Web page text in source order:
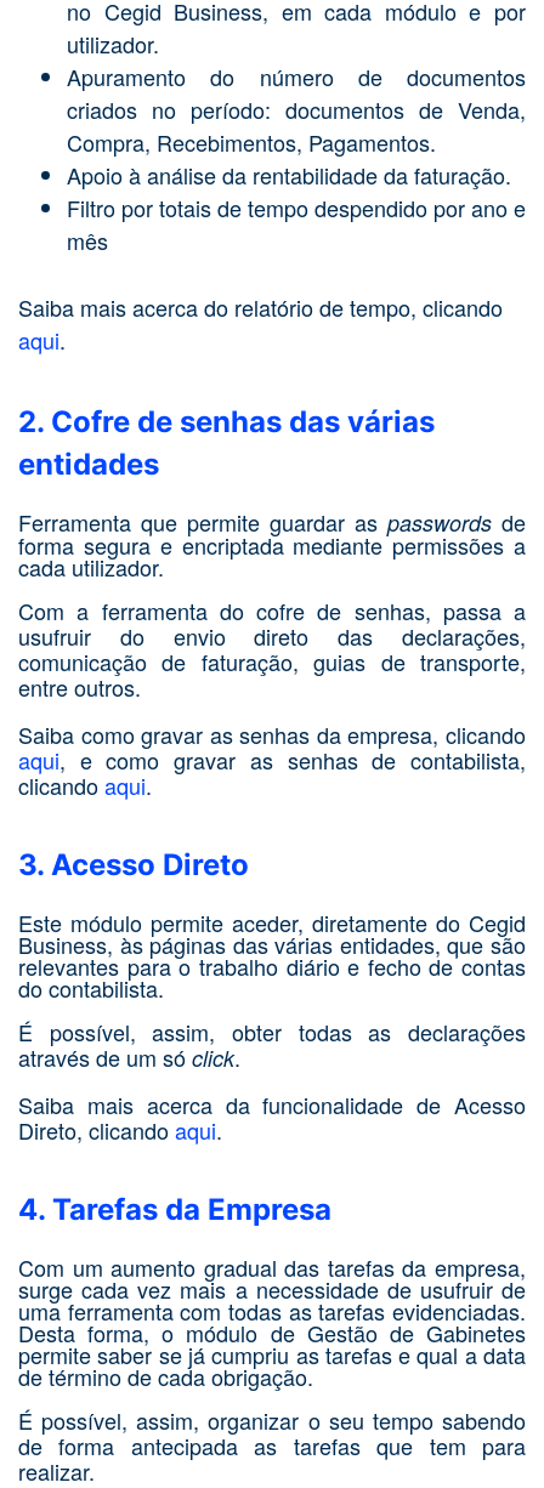
no Cegid Business, em cada módulo e por
utilizador.
Apuramento do número de documentos
criados no período: documentos de Venda,
Compra, Recebimentos, Pagamentos.
Apoio à análise da rentabilidade da faturação.
Filtro por totais de tempo despendido por ano e
mês
Saiba mais acerca do relatório de tempo, clicando
aqui.
2. Cofre de senhas das várias
entidades
Ferramenta que permite guardar as passwords de
forma segura e encriptada mediante permissões a
cada utilizador.
Com a ferramenta do cofre de senhas, passa a
usufruir do envio direto das declarações,
comunicação de faturação, guias de transporte,
entre outros.
Saiba como gravar as senhas da empresa, clicando
aqui, e como gravar as senhas de contabilista,
clicandoaqui.
3. Acesso Direto
Este módulo permite aceder, diretamente do Cegid
Business, às páginas das várias entidades, que são
relevantes para o trabalho diário e fecho de contas
do contabilista.
É possível, assim, obter todas as declarações
através de um só click.
Saiba mais acerca da funcionalidade de Acesso
Direto, clicandoaqui.
4. Tarefas da Empresa
Com um aumento gradual das tarefas da empresa,
surge cada vez mais a necessidade de usufruir de
uma ferramenta com todas as tarefas evidenciadas.
Desta forma, o módulo de Gestão de Gabinetes
permite saber se já cumpriu as tarefas e qual a data
de término de cada obrigação.
É possível, assim, organizar o seu tempo sabendo
de forma antecipada as tarefas que tem para
realizar.